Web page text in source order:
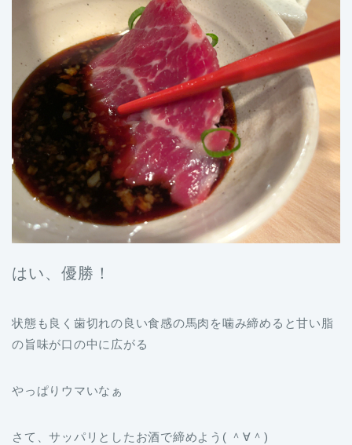
はい、優勝！
状態も良く歯切れの良い食感の馬肉を噛み締めると甘い脂
の旨味が口の中に広がる
やっぱりウマいなぁ
さて、サッパリとしたお酒で締めよう( ＾∀＾)